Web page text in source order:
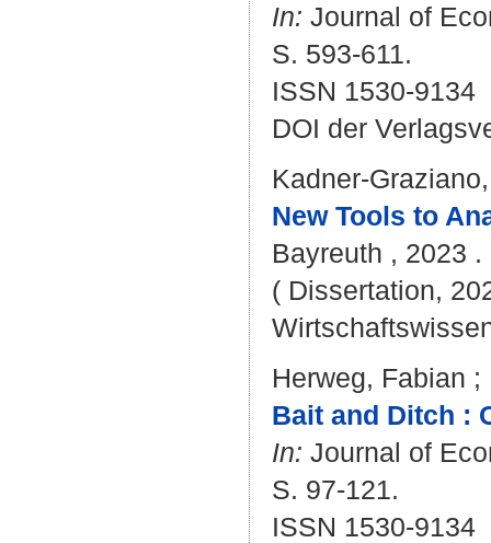
In: Journal of
S. 593-611.
ISSN 1530-9134
DOI der
Kadner-
New Tools to
Bayreuth , 2023
( Dissertation,
Herweg, Fabian ;
Bait and Ditch :
In: Journal of
S. 97-121.
ISSN 1530-9134